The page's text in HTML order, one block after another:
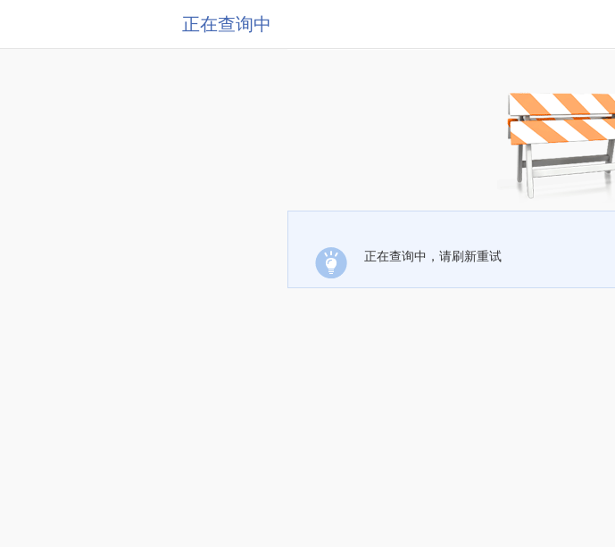
正在查询中
正在查询中，请刷新重试